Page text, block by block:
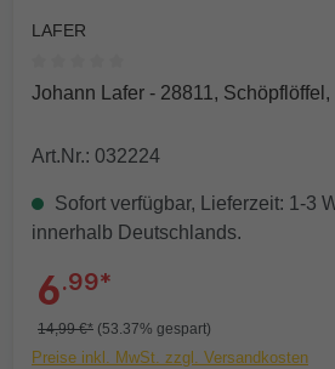
LAFER
Durchschnittliche Bewertung von 0
Johann Lafer - 28811, Schöpflöffel,
Art.Nr.: 032224
Sofort verfügbar, Lieferzeit: 1-3
innerhalb Deutschlands.
6.99*
14,99 €* (53.37% gespart)
Preise inkl. MwSt. zzgl. Versandkosten